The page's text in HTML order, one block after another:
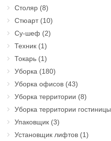
Столяр (8)
Стюарт(10)
Су-шеф (2)
Техник (1)
Токарь (1)
Уборка (180)
Уборка офисов (43)
Уборка территории (8)
Уборка территории гостиницы
Упаковщик (3)
Установщик лифтов (1)